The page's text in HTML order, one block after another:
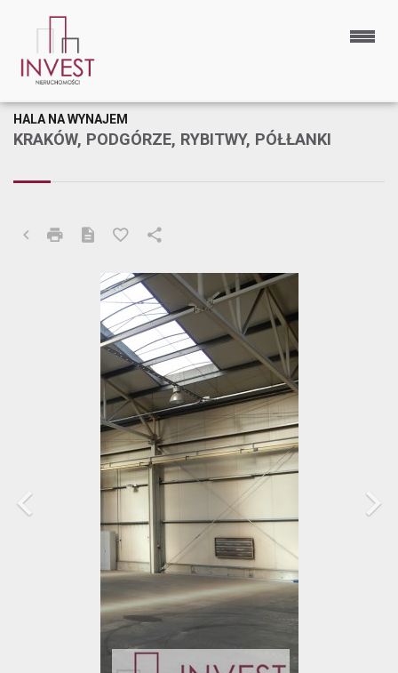
KRAKÓW, PODGÓRZE, RYBITWY, PÓŁŁANKI
HALA NA WYNAJEM